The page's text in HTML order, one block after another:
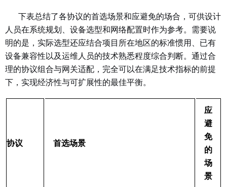
下表总结了各协议的首选场景和应避免的场合，可供设计
人员在系统规划、设备选型和网络配置时作为参考。需要说
明的是，实际选型还应结合项目所在地区的标准惯用、已有
设备兼容性以及运维人员的技术熟悉程度综合判断。通过合
理的协议组合与网关适配，完全可以在满足技术指标的前提
下，实现经济性与可扩展性的最佳平衡。
协议 首选场景
应
避
免
的
场
景